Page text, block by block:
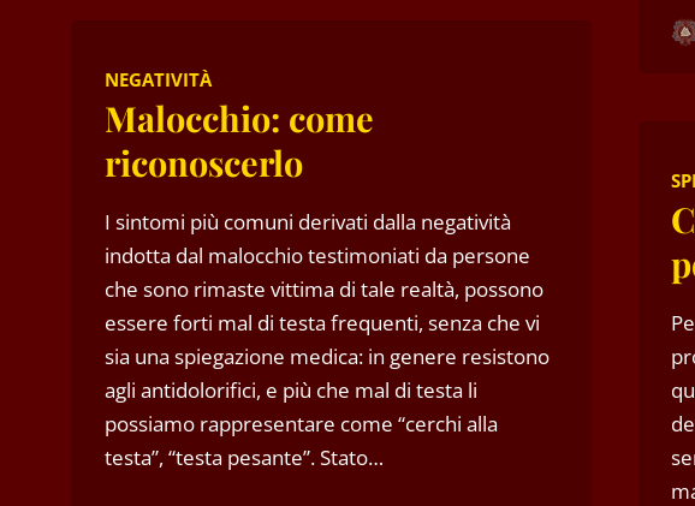
NEGATIVITÀ
Malocchio: come
riconoscerlo
I sintomi più comuni derivati dalla negatività
indotta dal malocchio testimoniati da persone
che sono rimaste vittima di tale realtà, possono
essere forti mal di testa frequenti, senza che vi
sia una spiegazione medica: in genere resistono
agli antidolorifici, e più che mal di testa li
possiamo rappresentare come “cerchi alla
testa”, “testa pesante”. Stato…